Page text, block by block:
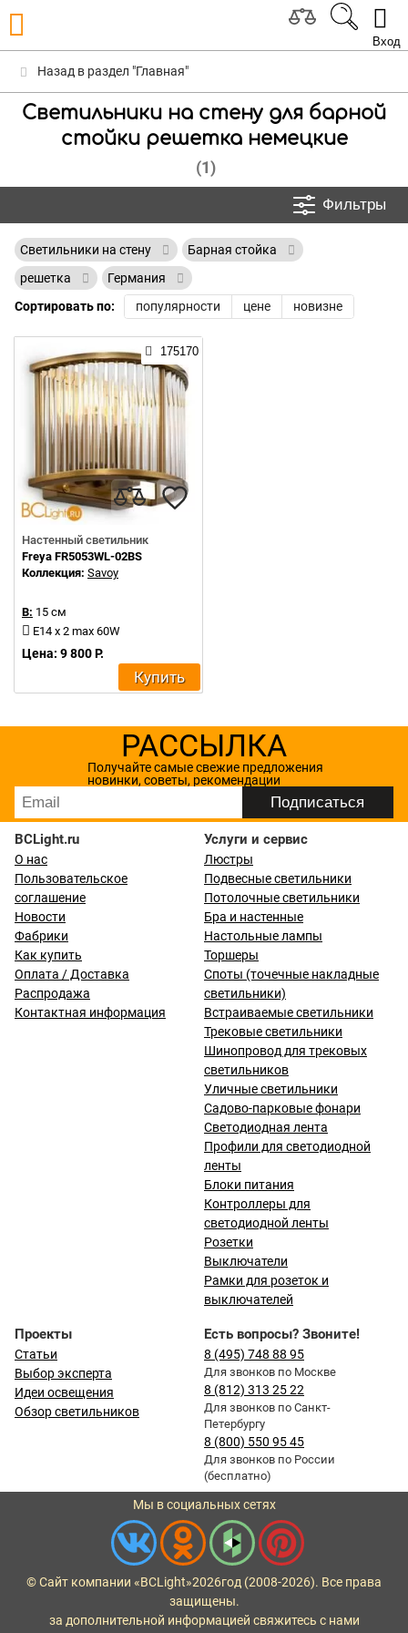
Вход
Назад в раздел "Главная"
Светильники на стену для барной
стойки решетка немецкие
(1)
Фильтры
Светильники на стену
Барная стойка
решетка
Германия
Сортировать по:
популярности цене новизне
175170
Настенный светильник
Freya FR5053WL-02BS
Коллекция: Savoy
В: 15 см
E14 x 2 max 60W
Цена: 9 800 Р.
Купить
РАССЫЛКА
Получайте самые свежие предложения
новинки, советы, рекомендации
BCLight.ru
О нас
Пользовательское
соглашение
Новости
Фабрики
Как купить
Оплата / Доставка
Распродажа
Контактная информация
Услуги и сервис
Люстры
Подвесные светильники
Потолочные светильники
Бра и настенные
Настольные лампы
Торшеры
Споты (точечные накладные
светильники)
Встраиваемые светильники
Трековые светильники
Шинопровод для трековых
светильников
Уличные светильники
Садово-парковые фонари
Светодиодная лента
Профили для светодиодной
ленты
Блоки питания
Контроллеры для
светодиодной ленты
Розетки
Выключатели
Рамки для розеток и
выключателей
Проекты
Статьи
Выбор эксперта
Идеи освещения
Обзор светильников
Есть вопросы? Звоните!
8 (495) 748 88 95
Для звонков по Москве
8 (812) 313 25 22
Для звонков по Санкт-
Петербургу
8 (800) 550 95 45
Для звонков по России
(бесплатно)
Мы в социальных сетях
© Сайт компании «BCLight»2026год (2008-2026). Все права
защищены.
за дополнительной информацией свяжитесь с нами